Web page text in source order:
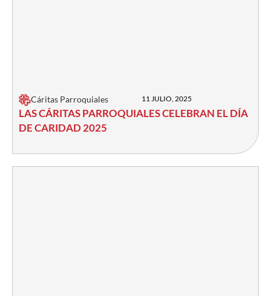
Cáritas Parroquiales 11 JULIO, 2025
LAS CÁRITAS PARROQUIALES CELEBRAN EL DÍA
DE CARIDAD 2025